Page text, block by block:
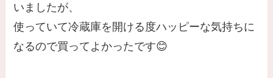
いましたが、
使っていて冷蔵庫を開ける度ハッピーな気持ちに
なるので買ってよかったです😊